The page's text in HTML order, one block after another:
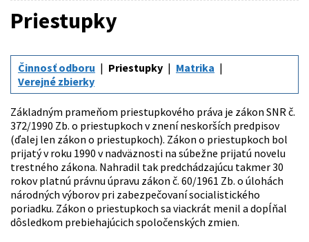
Priestupky
Činnosť odboru Priestupky
Matrika
Verejné zbierky
Základným prameňom priestupkového práva je zákon SNR č.
372/1990 Zb. o priestupkoch v znení neskorších predpisov
(ďalej len zákon o priestupkoch). Zákon o priestupkoch bol
prijatý v roku 1990 v nadväznosti na súbežne prijatú novelu
trestného zákona. Nahradil tak predchádzajúcu takmer 30
rokov platnú právnu úpravu zákon č. 60/1961 Zb. o úlohách
národných výborov pri zabezpečovaní socialistického
poriadku. Zákon o priestupkoch sa viackrát menil a dopĺňal
dôsledkom prebiehajúcich spoločenských zmien.